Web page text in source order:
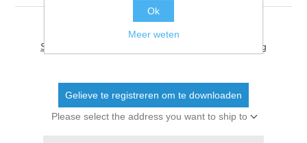
Schrijf als eerste voor dit document een beoordeling
Gelieve te registreren om te downloaden
Please select the address you want to ship to
Ok
Meer weten